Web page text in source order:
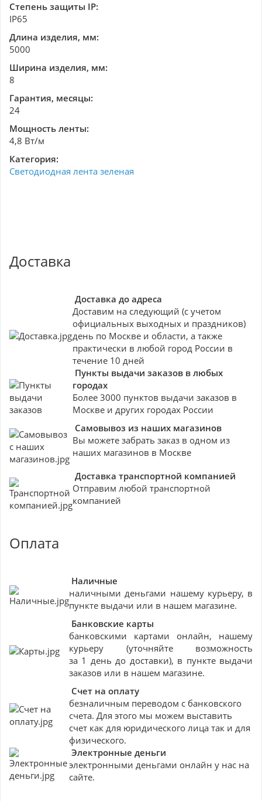
Степень защиты IP:
IP65
Длина изделия, мм:
5000
Ширина изделия, мм:
8
Гарантия, месяцы:
24
Мощность ленты:
4,8 Вт/м
Категория:
Светодиодная лента зеленая
Доставка
Доставка до адреса
Доставим на следующий (с учетом
официальных выходных и праздников)
день по Москве и области, а также
практически в любой город России в
течение 10 дней
Пункты выдачи заказов в любых
городах
Более 3000 пунктов выдачи заказов в
Москве и других городах России
Самовывоз из наших магазинов
Вы можете забрать заказ в одном из
наших магазинов в Москве
Доставка транспортной компанией
Отправим любой транспортной
компанией
Оплата
Наличные
наличными деньгами нашему курьеру, в
пункте выдачи или в нашем магазине.
Банковские карты
банковскими картами онлайн, нашему
курьеру (уточняйте возможность
за 1 день до доставки), в пункте выдачи
заказов или в нашем магазине.
Счет на оплату
безналичным переводом с банковского
счета. Для этого мы можем выставить
счет как для юридического лица так и для
физического.
Электронные деньги
электронными деньгами онлайн у нас на
сайте.